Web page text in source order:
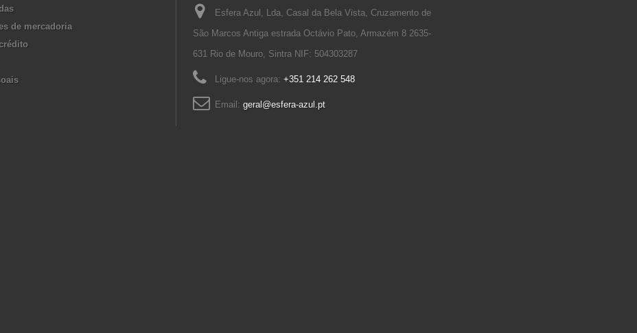
de mercadoria
Esfera Azul, Lda, Casal da Bela Vista, Cruzamento de
São Marcos Antiga estrada Octávio Pato, Armazém 8 2635-
631 Rio de Mouro, Sintra NIF: 504303287
Ligue-nos agora: +351 214 262 548
Email: geral@esfera-azul.pt